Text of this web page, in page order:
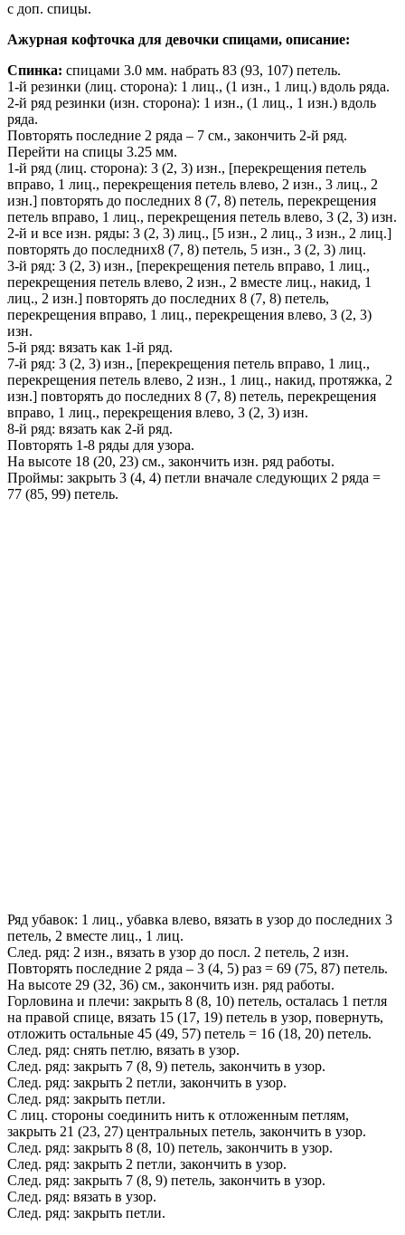
с доп. спицы.
Ажурная кофточка для девочки спицами, описание:
Спинка: спицами 3.0 мм. набрать 83 (93, 107) петель.
1-й резинки (лиц. сторона): 1 лиц., (1 изн., 1 лиц.) вдоль ряда.
2-й ряд резинки (изн. сторона): 1 изн., (1 лиц., 1 изн.) вдоль
ряда.
Повторять последние 2 ряда – 7 см., закончить 2-й ряд.
Перейти на спицы 3.25 мм.
1-й ряд (лиц. сторона): 3 (2, 3) изн., [перекрещения петель
вправо, 1 лиц., перекрещения петель влево, 2 изн., 3 лиц., 2
изн.] повторять до последних 8 (7, 8) петель, перекрещения
петель вправо, 1 лиц., перекрещения петель влево, 3 (2, 3) изн.
2-й и все изн. ряды: 3 (2, 3) лиц., [5 изн., 2 лиц., 3 изн., 2 лиц.]
повторять до последних8 (7, 8) петель, 5 изн., 3 (2, 3) лиц.
3-й ряд: 3 (2, 3) изн., [перекрещения петель вправо, 1 лиц.,
перекрещения петель влево, 2 изн., 2 вместе лиц., накид, 1
лиц., 2 изн.] повторять до последних 8 (7, 8) петель,
перекрещения вправо, 1 лиц., перекрещения влево, 3 (2, 3)
изн.
5-й ряд: вязать как 1-й ряд.
7-й ряд: 3 (2, 3) изн., [перекрещения петель вправо, 1 лиц.,
перекрещения петель влево, 2 изн., 1 лиц., накид, протяжка, 2
изн.] повторять до последних 8 (7, 8) петель, перекрещения
вправо, 1 лиц., перекрещения влево, 3 (2, 3) изн.
8-й ряд: вязать как 2-й ряд.
Повторять 1-8 ряды для узора.
На высоте 18 (20, 23) см., закончить изн. ряд работы.
Проймы: закрыть 3 (4, 4) петли вначале следующих 2 ряда =
77 (85, 99) петель.
Ряд убавок: 1 лиц., убавка влево, вязать в узор до последних 3
петель, 2 вместе лиц., 1 лиц.
След. ряд: 2 изн., вязать в узор до посл. 2 петель, 2 изн.
Повторять последние 2 ряда – 3 (4, 5) раз = 69 (75, 87) петель.
На высоте 29 (32, 36) см., закончить изн. ряд работы.
Горловина и плечи: закрыть 8 (8, 10) петель, осталась 1 петля
на правой спице, вязать 15 (17, 19) петель в узор, повернуть,
отложить остальные 45 (49, 57) петель = 16 (18, 20) петель.
След. ряд: снять петлю, вязать в узор.
След. ряд: закрыть 7 (8, 9) петель, закончить в узор.
След. ряд: закрыть 2 петли, закончить в узор.
След. ряд: закрыть петли.
С лиц. стороны соединить нить к отложенным петлям,
закрыть 21 (23, 27) центральных петель, закончить в узор.
След. ряд: закрыть 8 (8, 10) петель, закончить в узор.
След. ряд: закрыть 2 петли, закончить в узор.
След. ряд: закрыть 7 (8, 9) петель, закончить в узор.
След. ряд: вязать в узор.
След. ряд: закрыть петли.